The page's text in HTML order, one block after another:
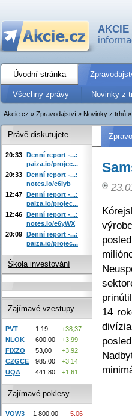
AKCIE
Úvodní stránka
Všechny zprávy Novinky z
Akcie.cz » Zpravodajství » Novinky z trhů »
14
Právě diskutujete
20:33 Denní report -...:
paiza.io/projec...
20:33 Denní report -...:
notes.io/e6iyb
12:47 Denní report -...:
paiza.io/projec...
12:46 Denní report -...:
notes.io/e6yWX
20:09 Denní report -...:
paiza.io/projec...
Škola investování
Zajímavé vzestupy
PVT 1,19
+38,37
NLOK
600,00
+3,99
FIXZO
53,00
+3,92
CZGCE
985,00
+3,14
UQA
441,80 +1,61
Zajímavé poklesy
VOW3 1 800,00
-5,06